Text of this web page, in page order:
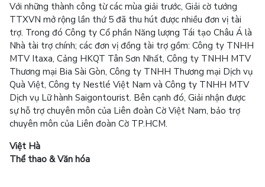
Với những thành công từ các mùa giải trước, Giải cờ tướng
TTXVN mở rộng lần thứ 5 đã thu hút được nhiều đơn vị tài
trợ. Trong đó Công ty Cổ phần Năng lượng Tái tạo Châu Á là
Nhà tài trợ chính; các đơn vị đồng tài trợ gồm: Công ty TNHH
MTV Itaxa, Cảng HKQT Tân Sơn Nhất, Công ty TNHH MTV
Thương mại Bia Sài Gòn, Công ty TNHH Thương mại Dịch vụ
Quà Việt, Công ty Nestlé Việt Nam và Công ty TNHH MTV
Dịch vụ Lữ hành Saigontourist. Bên cạnh đó, Giải nhận được
sự hỗ trợ chuyên môn của Liên đoàn Cờ Việt Nam, bảo trợ
chuyên môn của Liên đoàn Cờ TP.HCM.
Việt Hà
Thể thao & Văn hóa